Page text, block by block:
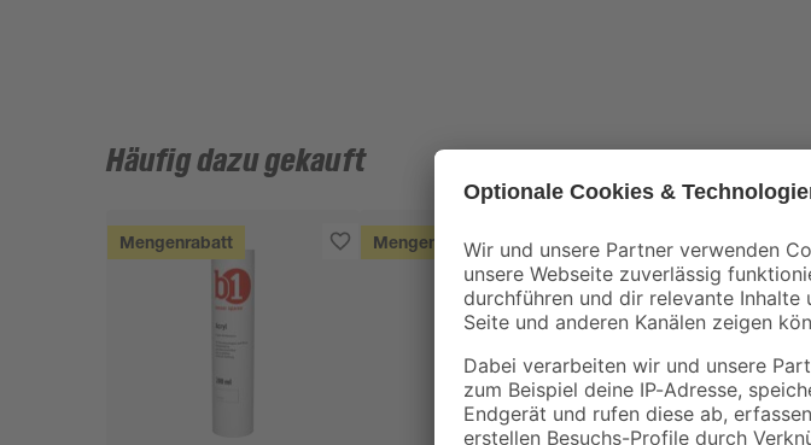
Häufig dazu gekauft
Mengenrabatt Mengenrabatt Bestseller